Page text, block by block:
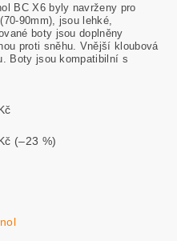
BC X6byly navrženy pro
90mm), jsou lehké,
boty jsou doplněny
proti sněhu. Vnější kloubová
Boty jsou kompatibilní s
(–23 %)